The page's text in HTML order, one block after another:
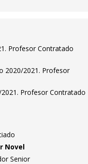
Profesor Contratado
2020/2021. Profesor
Profesor Contratado
Novel
Senior